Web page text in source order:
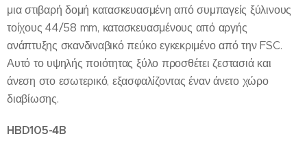
μια στιβαρή δομή κατασκευασμένη από συμπαγείς ξύλινους
τοίχους 44/58 mm, κατασκευασμένους από αργής
ανάπτυξης σκανδιναβικό πεύκο εγκεκριμένο από την FSC.
Αυτό το υψηλής ποιότητας ξύλο προσθέτει ζεστασιά και
άνεση στο εσωτερικό, εξασφαλίζοντας έναν άνετο χώρο
διαβίωσης.
HBD105-4B